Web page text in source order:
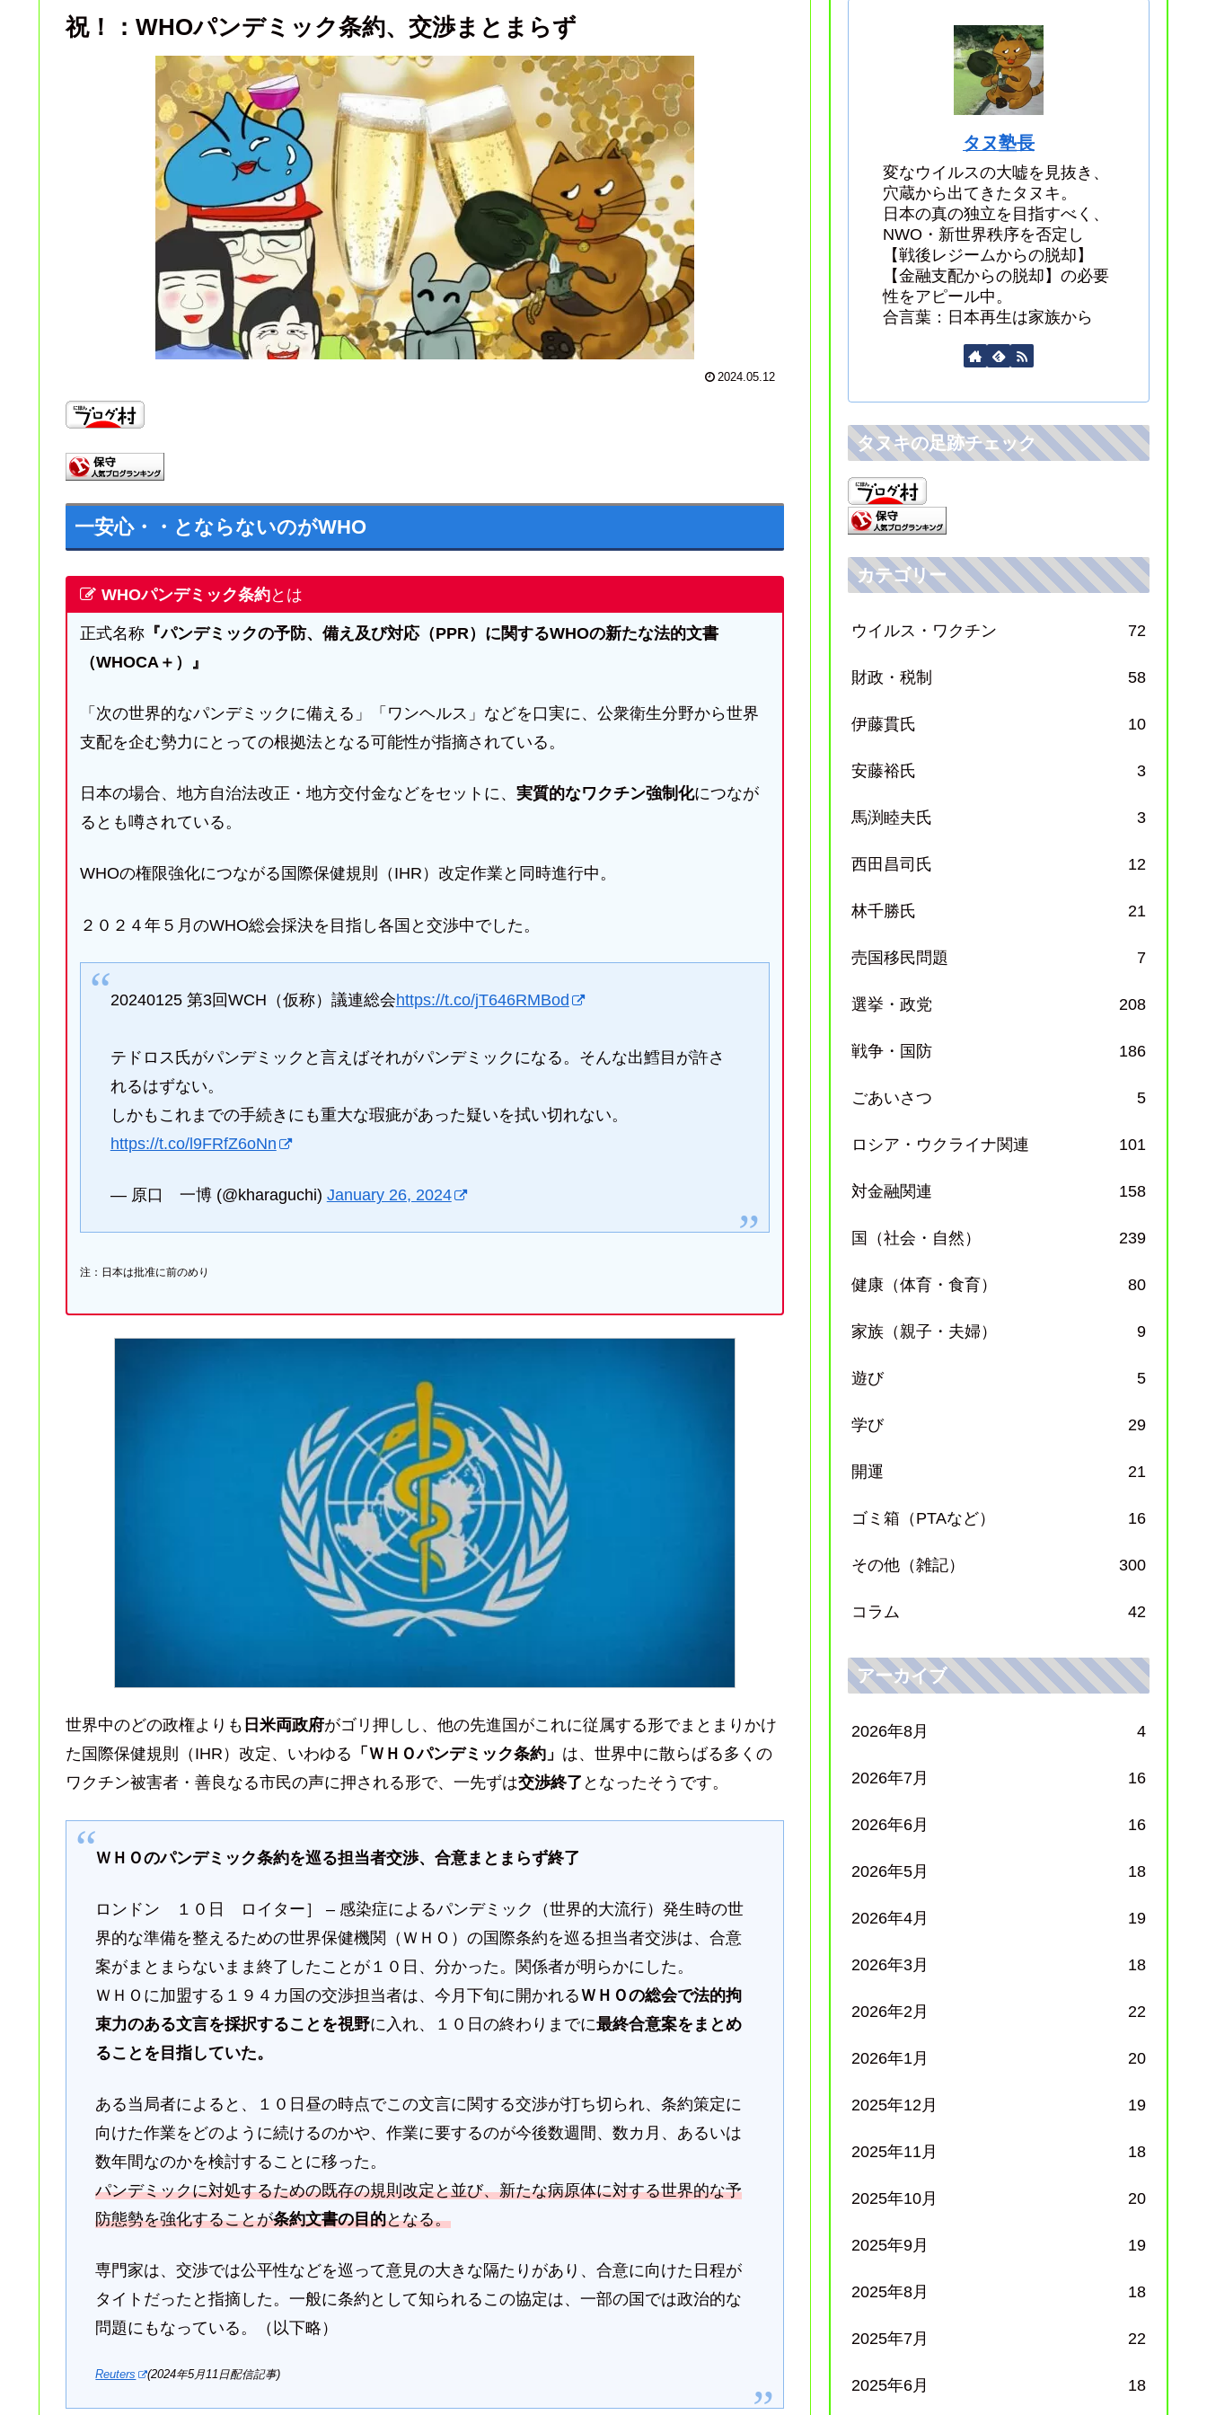
祝！：WHOパンデミック条約、交渉まとまらず
2024.05.12
一安心・・とならないのがWHO
WHOパンデミック条約とは
正式名称 『パンデミックの予防、備え及び対応（PPR）に関するWHOの新たな法的文書
（WHOCA＋）』
「次の世界的なパンデミックに備える」「ワンヘルス」などを口実に、公衆衛生分野から世界
支配を企む勢力にとっての根拠法となる可能性が指摘されている。
日本の場合、地方自治法改正・地方交付金などをセットに、実質的なワクチン強制化につなが
るとも噂されている。
WHOの権限強化につながる国際保健規則（IHR）改定作業と同時進行中。
２０２４年５月のWHO総会採決を目指し各国と交渉中でした。
20240125 第3回WCH（仮称）議連総会https://t.co/jT646RMBod
テドロス氏がパンデミックと言えばそれがパンデミックになる。そんな出鱈目が許さ
れるはずない。
しかもこれまでの手続きにも重大な瑕疵があった疑いを拭い切れない。
https://t.co/l9FRfZ6oNn
— 原口 一博 (@kharaguchi) January 26, 2024
注：日本は批准に前のめり
世界中のどの政権よりも 日米両政府がゴリ押しし、他の先進国がこれに従属する形でまとまりかけ
た国際保健規則（IHR）改定、いわゆる 「ＷＨＯパンデミック条約」 は、世界中に散らばる多くの
ワクチン被害者・善良なる市民の声に押される形で、一先ずは交渉終了 となったそうです。
ＷＨＯのパンデミック条約を巡る担当者交渉、合意まとまらず終了
ロンドン １０日 ロイター］ – 感染症によるパンデミック（世界的大流行）発生時の世
界的な準備を整えるための世界保健機関（ＷＨＯ）の国際条約を巡る担当者交渉は、合意
案がまとまらないまま終了したことが１０日、分かった。関係者が明らかにした。
ＷＨＯに加盟する１９４カ国の交渉担当者は、今月下旬に開かれるＷＨＯの総会で法的拘
束力のある文言を採択することを視野に入れ、１０日の終わりまでに最終合意案をまとめ
ることを目指していた。
ある当局者によると、１０日昼の時点でこの文言に関する交渉が打ち切られ、条約策定に
向けた作業をどのように続けるのかや、作業に要するのが今後数週間、数カ月、あるいは
数年間なのかを検討することに移った。
パンデミックに対処するための既存の規則改定と並び、新たな病原体に対する世界的な予
防態勢を強化することが条約文書の目的となる。
専門家は、交渉では公平性などを巡って意見の大きな隔たりがあり、合意に向けた日程が
タイトだったと指摘した。一般に条約として知られるこの協定は、一部の国では政治的な
問題にもなっている。（以下略）
Reuters (2024年5月11日配信記事)
タヌ塾長
変なウイルスの大嘘を見抜き、
穴蔵から出てきたタヌキ。
日本の真の独立を目指すべく、
NWO・新世界秩序を否定し
【戦後レジームからの脱却】
【金融支配からの脱却】の必要
性をアピール中。
合言葉：日本再生は家族から
タヌキの足跡チェック
カテゴリー
ウイルス・ワクチン 72
財政・税制 58
伊藤貫氏 10
安藤裕氏 3
馬渕睦夫氏 3
西田昌司氏 12
林千勝氏 21
売国移民問題 7
選挙・政党 208
戦争・国防 186
ごあいさつ 5
ロシア・ウクライナ関連 101
対金融関連 158
国（社会・自然） 239
健康（体育・食育） 80
家族（親子・夫婦） 9
遊び 5
学び 29
開運 21
ゴミ箱（PTAなど） 16
その他（雑記） 300
コラム 42
アーカイブ
2026年8月 4
2026年7月 16
2026年6月 16
2026年5月 18
2026年4月 19
2026年3月 18
2026年2月 22
2026年1月 20
2025年12月 19
2025年11月 18
2025年10月 20
2025年9月 19
2025年8月 18
2025年7月 22
2025年6月 18